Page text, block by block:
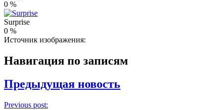
0 %
Surprise
0 %
Источник изображения:
Навигация по записям
Предыдущая новость
Previous post: